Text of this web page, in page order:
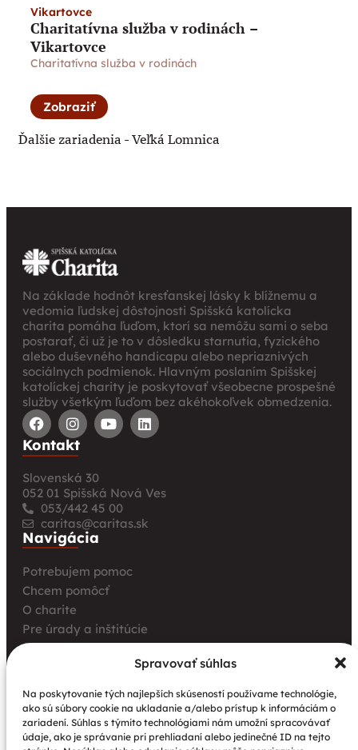
Spravovať súhlas
Na poskytovanie tých najlepších skúseností používame technológie,
ako sú súbory cookie na ukladanie a/alebo prístup k informáciám o
zariadení. Súhlas s týmito technológiami nám umožní spracovávať
údaje, ako je správanie pri prehliadaní alebo jedinečné ID na tejto
Vikartovce
Charitatívna služba v rodinách –
Vikartovce
Charitatívna služba v rodinách
Zobraziť
Ďalšie zariadenia - Veľká Lomnica
Na základe hodnôt kresťanskej lásky k blížnemu a
vedomia ľudskej dôstojnosti Spišská katolícka
charita pomáha ľuďom, ktorí sa nemôžu sami o seba
postarať, či už je to v dôsledku starnutia, fyzického
alebo duševného handicapu alebo nepriaznivých
sociálnych podmienok. Hlavným poslaním Spišskej
katolíckej charity je poskytovať všeobecne prospešné
služby všetkým ľuďom bez akéhokoľvek obmedzenia.
Kontakt
Slovenská 30
052 01 Spišská Nová Ves
053/442 45 00
caritas@caritas.sk
Navigácia
Potrebujem pomoc
Chcem pomôcť
O charite
Pre úrady a inštitúcie
Farské charity
Aktuality
Charita bez hraníc: Stretnutie Spišskej katolíckej
charity a Krakowskej arcidiecéznej charity prinieslo